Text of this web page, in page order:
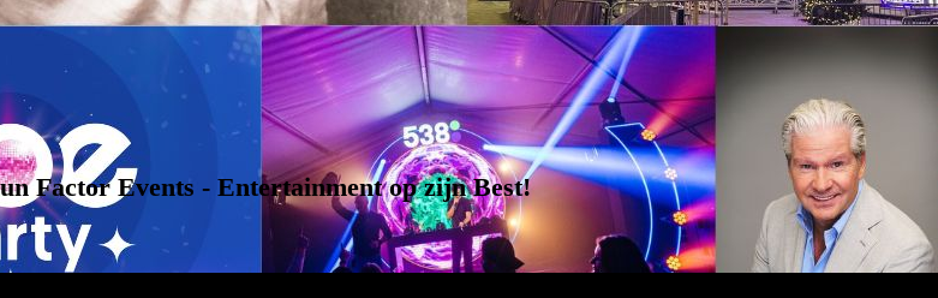
Factor Events - Entertainment op zijn Best!